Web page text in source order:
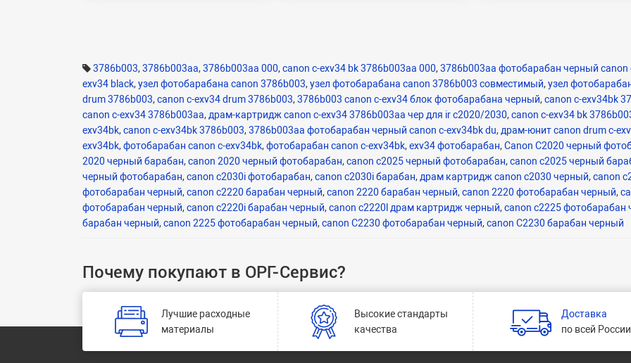
3786b003, 3786b003aa, 3786b003aa 000, canon c-exv34 bk 3786b003aa 000, 3786b003aa фотобарабан черный canon
exv34 black, узел фотобарабана canon 3786b003, узел фотобарабана canon 3786b003 совместимый, узел
drum 3786b003, canon c-exv34 drum 3786b003, 3786b003 canon c-exv34 блок фотобарабана черный, canon c-exv34bk
canon c-exv34 3786b003aa, драм-картридж canon c-exv34 3786b003aa чер для ir c2020/2030, canon c-exv34 bk
exv34bk, canon c-exv34bk 3786b003, 3786b003aa фотобарабан черный canon c-exv34bk du, драм-юнит canon drum c-
exv34bk, фотобарабан canon c-exv34bk, фотобарабан canon c-exv34bk, exv34 фотобарабан, Canon C2020 черный
2020 черный барабан, canon 2020 черный фотобарабан, canon c2025 черный фотобарабан, canon c2025 черный
черный фотобарабан, canon c2030i фотобарабан, canon c2030i барабан, драм картридж canon c2030 черный, canon
фотобарабан черный, canon c2220 барабан черный, canon 2220 барабан черный, canon 2220 фотобарабан черный,
фотобарабан черный, canon c2220i барабан черный, canon c2220l драм картридж черный, canon c2225 фотобарабан
барабан черный, canon 2225 фотобарабан черный, canon C2230 фотобарабан черный, canon C2230 барабан черный
Почему покупают в ОРГ-Сервис?
Лучшие расходные
материалы
Высокие стандарты
качества
Доставка
по всей России